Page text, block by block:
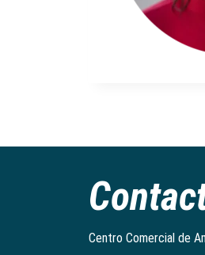
Centro Comercial de